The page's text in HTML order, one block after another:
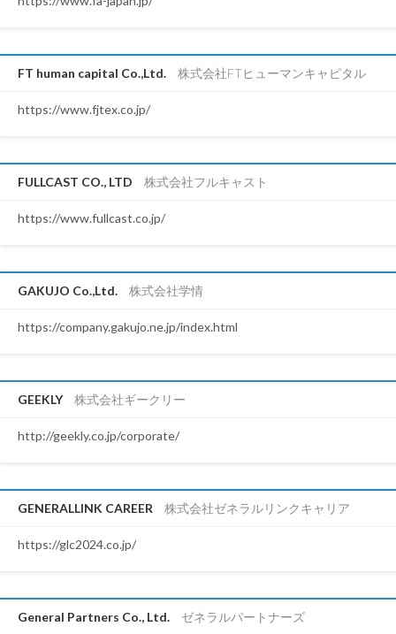
FT human capital Co.,Ltd. 株式会社FTヒューマンキャピタル
https://www.fjtex.co.jp/
FULLCAST CO., LTD 株式会社フルキャスト
https://www.fullcast.co.jp/
GAKUJO Co.,Ltd. 株式会社学情
https://company.gakujo.ne.jp/index.html
GEEKLY 株式会社ギークリー
http://geekly.co.jp/corporate/
GENERALLINK CAREER 株式会社ゼネラルリンクキャリア
https://glc2024.co.jp/
General Partners Co., Ltd. ゼネラルパートナーズ